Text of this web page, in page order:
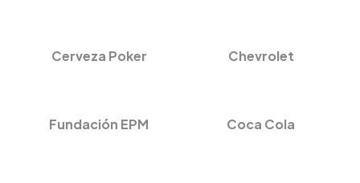
Cerveza Poker Chevrolet
Fundación EPM Coca Cola